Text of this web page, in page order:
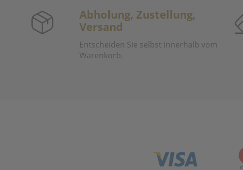
Abholung, Zustellung,
Versand
Entscheiden Sie selbst innerhalb vom
Warenkorb.